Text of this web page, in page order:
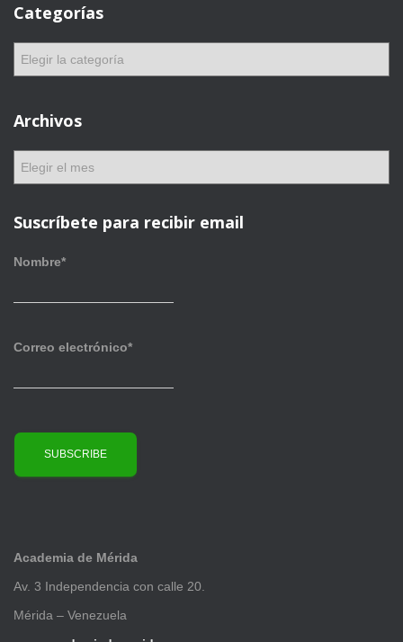
Categorías
g
o
s
Archivos
h
v
Suscríbete para recibir email
Nombre*
Correo electrónico*
Academia de Mérida
Av. 3 Independencia con calle 20.
Mérida – Venezuela